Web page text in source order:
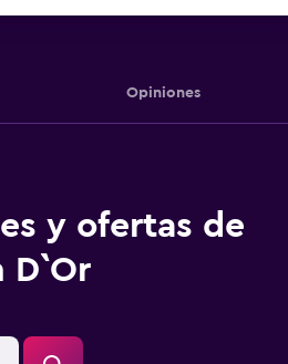
Opiniones
y ofertas de
D`Or